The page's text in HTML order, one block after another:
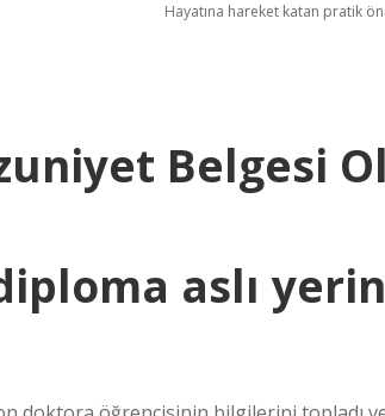
Hayatına hareket katan pratik
Belgesi
aslı